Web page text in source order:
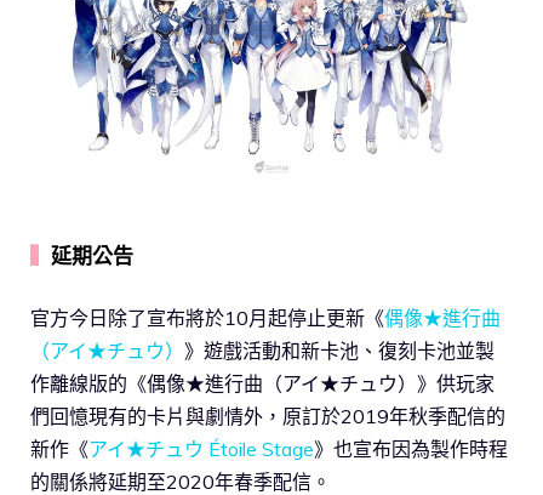
延期公告
官方今日除了宣布將於10月起停止更新《偶像★進行曲
（アイ★チュウ） 》遊戲活動和新卡池、復刻卡池並製
作離線版的《偶像★進行曲（アイ★チュウ）》供玩家
們回憶現有的卡片與劇情外，原訂於2019年秋季配信的
新作《アイ★チュウ Étoile Stage》也宣布因為製作時程
的關係將延期至2020年春季配信。